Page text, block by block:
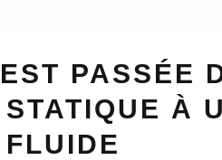
PASSÉE
À